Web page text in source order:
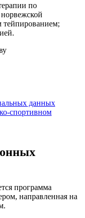
по
тейпированием;
данных
программа
направленная на